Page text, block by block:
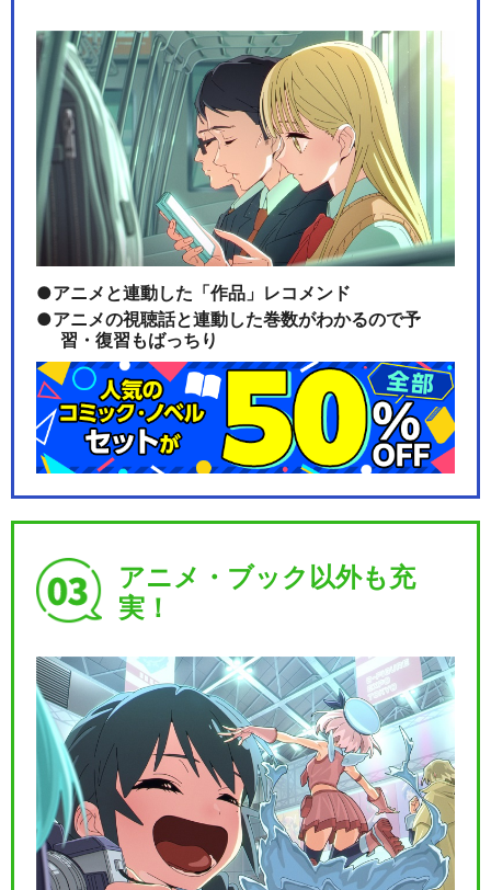
アニメと連動した「作品」レコメンド
アニメの視聴話と連動した巻数がわかるので予
習・復習もばっちり
アニメ・ブック以外も充
実！